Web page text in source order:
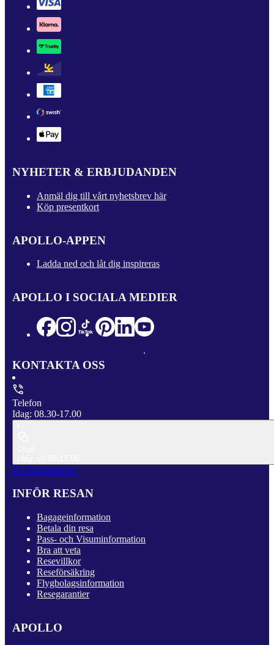
NYHETER & ERBJUDANDEN
Anmäl dig till vårt nyhetsbrev här
Köp presentkort
APOLLO-APPEN
Ladda ned och låt dig inspireras
APOLLO I SOCIALA MEDIER
KONTAKTA OSS
Telefon
Idag: 08.30-17.00
Till Kundservice
INFÖR RESAN
Bagageinformation
Betala din resa
Pass- och Visuminformation
Bra att veta
Resevillkor
Reseförsäkring
Flygbolagsinformation
Resegarantier
APOLLO